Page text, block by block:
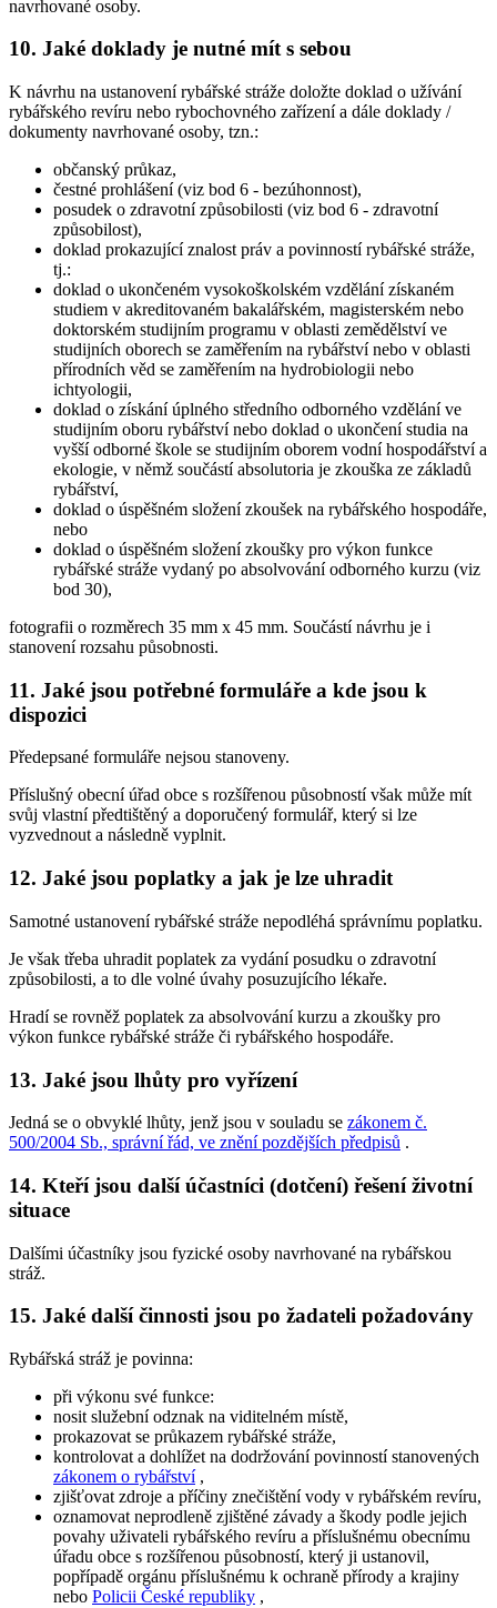
navrhované osoby.
10. Jaké doklady je nutné mít s sebou
K návrhu na ustanovení rybářské stráže doložte doklad o užívání
rybářského revíru nebo rybochovného zařízení a dále doklady /
dokumenty navrhované osoby, tzn.:
občanský průkaz,
čestné prohlášení (viz bod 6 - bezúhonnost),
posudek o zdravotní způsobilosti (viz bod 6 - zdravotní
způsobilost),
doklad prokazující znalost práv a povinností rybářské stráže,
tj.:
doklad o ukončeném vysokoškolském vzdělání získaném
studiem v akreditovaném bakalářském, magisterském nebo
doktorském studijním programu v oblasti zemědělství ve
studijních oborech se zaměřením na rybářství nebo v oblasti
přírodních věd se zaměřením na hydrobiologii nebo
ichtyologii,
doklad o získání úplného středního odborného vzdělání ve
studijním oboru rybářství nebo doklad o ukončení studia na
vyšší odborné škole se studijním oborem vodní hospodářství a
ekologie, v němž součástí absolutoria je zkouška ze základů
rybářství,
doklad o úspěšném složení zkoušek na rybářského hospodáře,
nebo
doklad o úspěšném složení zkoušky pro výkon funkce
rybářské stráže vydaný po absolvování odborného kurzu (viz
bod 30),
fotografii o rozměrech 35 mm x 45 mm. Součástí návrhu je i
stanovení rozsahu působnosti.
11. Jaké jsou potřebné formuláře a kde jsou k
dispozici
Předepsané formuláře nejsou stanoveny.
Příslušný obecní úřad obce s rozšířenou působností však může mít
svůj vlastní předtištěný a doporučený formulář, který si lze
vyzvednout a následně vyplnit.
12. Jaké jsou poplatky a jak je lze uhradit
Samotné ustanovení rybářské stráže nepodléhá správnímu poplatku.
Je však třeba uhradit poplatek za vydání posudku o zdravotní
způsobilosti, a to dle volné úvahy posuzujícího lékaře.
Hradí se rovněž poplatek za absolvování kurzu a zkoušky pro
výkon funkce rybářské stráže či rybářského hospodáře.
13. Jaké jsou lhůty pro vyřízení
Jedná se o obvyklé lhůty, jenž jsou v souladu se zákonem č.
500/2004 Sb., správní řád, ve znění pozdějších předpisů .
14. Kteří jsou další účastníci (dotčení) řešení životní
situace
Dalšími účastníky jsou fyzické osoby navrhované na rybářskou
stráž.
15. Jaké další činnosti jsou po žadateli požadovány
Rybářská stráž je povinna:
při výkonu své funkce:
nosit služební odznak na viditelném místě,
prokazovat se průkazem rybářské stráže,
kontrolovat a dohlížet na dodržování povinností stanovených
zákonem o rybářství,
zjišťovat zdroje a příčiny znečištění vody v rybářském revíru,
oznamovat neprodleně zjištěné závady a škody podle jejich
povahy uživateli rybářského revíru a příslušnému obecnímu
úřadu obce s rozšířenou působností, který ji ustanovil,
popřípadě orgánu příslušnému k ochraně přírody a krajiny
nebo Policii České republiky ,